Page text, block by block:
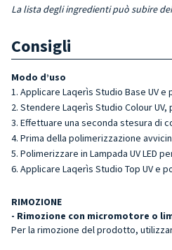
La lista degli ingredienti può subire
Consigli
Modo d’uso
Applicare Laqerìs Studio Base UV e
Stendere Laqerìs Studio Colour UV,
Effettuare una seconda stesura di
Prima della polimerizzazione
Polimerizzare in Lampada UV LED
Applicare Laqerìs Studio Top UV e
RIMOZIONE
- Rimozione con micromotore o
Per la rimozione del prodotto,